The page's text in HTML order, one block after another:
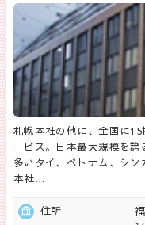
札幌本社の他に、全国に
ービス。日本最大規模を
多いタイ、ベトナム、シン
本社…
住所